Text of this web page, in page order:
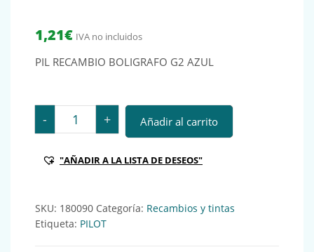
1,21€ IVA no incluidos
PIL RECAMBIO BOLIGRAFO G2 AZUL
- PIL RECAMBIO BOLIGRAFO G2 AZUL Ref.: 180090
+ Añadir al carrito
"AÑADIR A LA LISTA DE DESEOS"
SKU: 180090 Categoría: Recambios y tintas
Etiqueta: PILOT